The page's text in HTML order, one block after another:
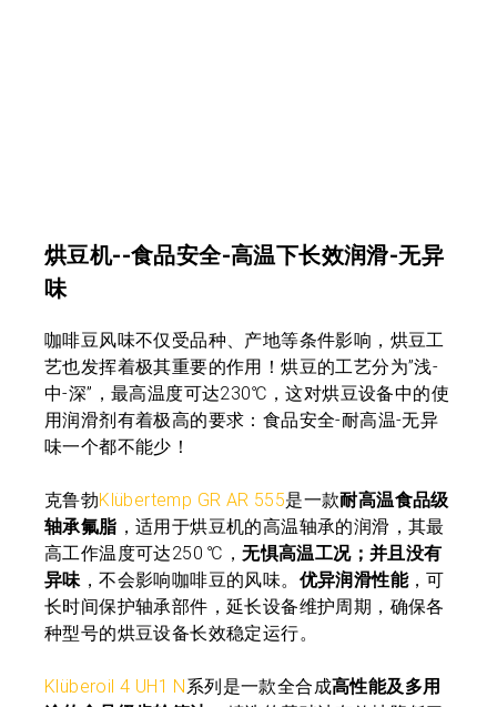
烘豆机--食品安全-高温下长效润滑-无异
味
咖啡豆风味不仅受品种、产地等条件影响，烘豆工
艺也发挥着极其重要的作用！烘豆的工艺分为”浅-
中-深”，最高温度可达230℃，这对烘豆设备中的使
用润滑剂有着极高的要求：食品安全-耐高温-无异
味一个都不能少！
克鲁勃Klübertemp GR AR 555是一款耐高温食品级
轴承氟脂 ，适用于烘豆机的高温轴承的润滑，其最
高工作温度可达250 ℃，无惧高温工况；并且没有
异味，不会影响咖啡豆的风味。 优异润滑性能，可
长时间保护轴承部件，延长设备维护周期，确保各
种型号的烘豆设备长效稳定运行。
Klüberoil 4 UH1 N系列是一款全合成高性能及多用